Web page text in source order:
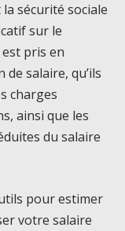
sécurité sociale
sur le
pris en
salaire, qu’ils
charges
ainsi que les
du salaire
pour estimer
votre salaire